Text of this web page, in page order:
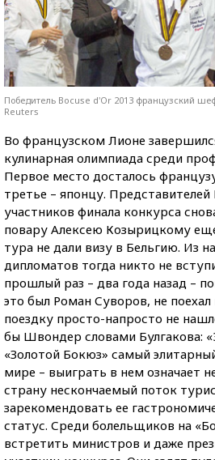
Победитель Bocuse d'Or 2013 французский
Reuters
Во французском Лионе
кулинарная олимпиада среди
Первое место досталось
третье – японцу. Представителей
участников финала конкурса
повару Алексею Козырицкому
тура не дали визу в Бельгию. Из
дипломатов тогда никто не
прошлый раз – два года назад –
это был Роман Суворов, не поехал
поездку просто-напросто не
бы Швондер словами Булгакова:
«Золотой Бокюз» самый
мире – выиграть в нем означает
страну нескончаемый поток
зарекомендовать ее
статус. Среди болельщиков на
встретить министров и даже